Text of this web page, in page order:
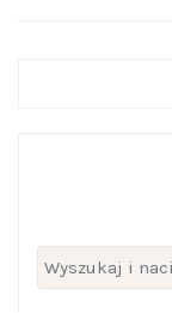
Szukaj: